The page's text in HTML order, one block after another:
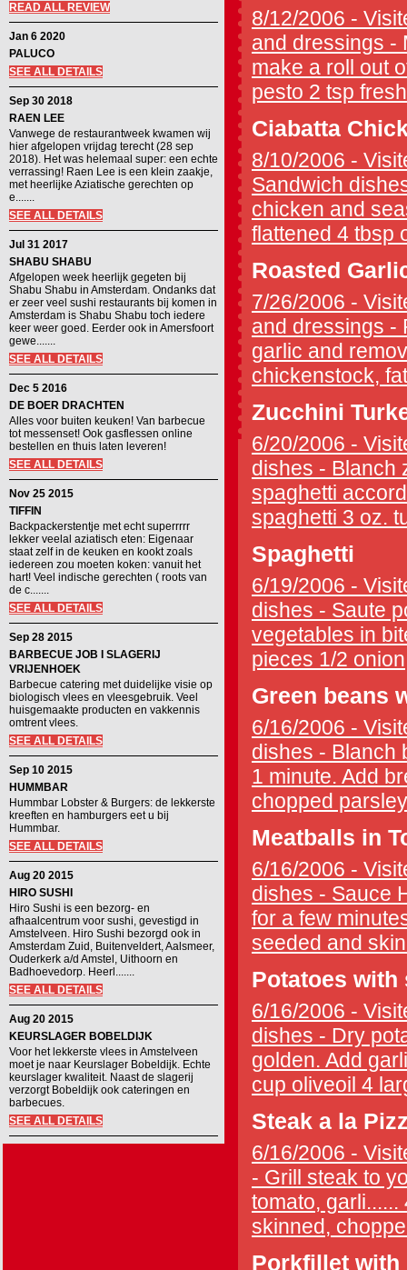
READ ALL REVIEW
Jan 6 2020
PALUCO
SEE ALL DETAILS
Sep 30 2018
RAEN LEE
Vanwege de restaurantweek kwamen wij
hier afgelopen vrijdag terecht (28 sep
2018). Het was helemaal super: een echte
verrassing! Raen Lee is een klein zaakje,
met heerlijke Aziatische gerechten op
e.......
SEE ALL DETAILS
Jul 31 2017
SHABU SHABU
Afgelopen week heerlijk gegeten bij
Shabu Shabu in Amsterdam. Ondanks dat
er zeer veel sushi restaurants bij komen in
Amsterdam is Shabu Shabu toch iedere
keer weer goed. Eerder ook in Amersfoort
gewe.......
SEE ALL DETAILS
Dec 5 2016
DE BOER DRACHTEN
Alles voor buiten keuken! Van barbecue
tot messenset! Ook gasflessen online
bestellen en thuis laten leveren!
SEE ALL DETAILS
Nov 25 2015
TIFFIN
Backpackerstentje met echt superrrrr
lekker veelal aziatisch eten: Eigenaar
staat zelf in de keuken en kookt zoals
iedereen zou moeten koken: vanuit het
hart! Veel indische gerechten ( roots van
de c.......
SEE ALL DETAILS
Sep 28 2015
BARBECUE JOB I SLAGERIJ
VRIJENHOEK
Barbecue catering met duidelijke visie op
biologisch vlees en vleesgebruik. Veel
huisgemaakte producten en vakkennis
omtrent vlees.
SEE ALL DETAILS
Sep 10 2015
HUMMBAR
Hummbar Lobster & Burgers: de lekkerste
kreeften en hamburgers eet u bij
Hummbar.
SEE ALL DETAILS
Aug 20 2015
HIRO SUSHI
Hiro Sushi is een bezorg- en
afhaalcentrum voor sushi, gevestigd in
Amstelveen. Hiro Sushi bezorgd ook in
Amsterdam Zuid, Buitenveldert, Aalsmeer,
Ouderkerk a/d Amstel, Uithoorn en
Badhoevedorp. Heerl.......
SEE ALL DETAILS
Aug 20 2015
KEURSLAGER BOBELDIJK
Voor het lekkerste vlees in Amstelveen
moet je naar Keurslager Bobeldijk. Echte
keurslager kwaliteit. Naast de slagerij
verzorgt Bobeldijk ook cateringen en
barbecues.
SEE ALL DETAILS
8/12/2006 -
and dressings -
make a roll out
pesto 2 tsp
Ciabatta
8/10/2006 -
Sandwich
chicken and
flattened 4 tbsp
Roasted
7/26/2006 -
and dressings -
garlic and
chickenstock,
Zucchini
6/20/2006 -
dishes - Blanch
spaghetti
spaghetti 3 oz.
Spaghetti
6/19/2006 -
dishes - Saute
vegetables in
pieces 1/2
Green beans
6/16/2006 -
dishes - Blanch
1 minute. Add
chopped
Meatballs in
6/16/2006 -
dishes - Sauce
for a few
seeded and
Potatoes with
6/16/2006 -
dishes - Dry
golden. Add
cup oliveoil 4
Steak a la
6/16/2006 -
- Grill steak to
tomato,
skinned,
Porkfillet with